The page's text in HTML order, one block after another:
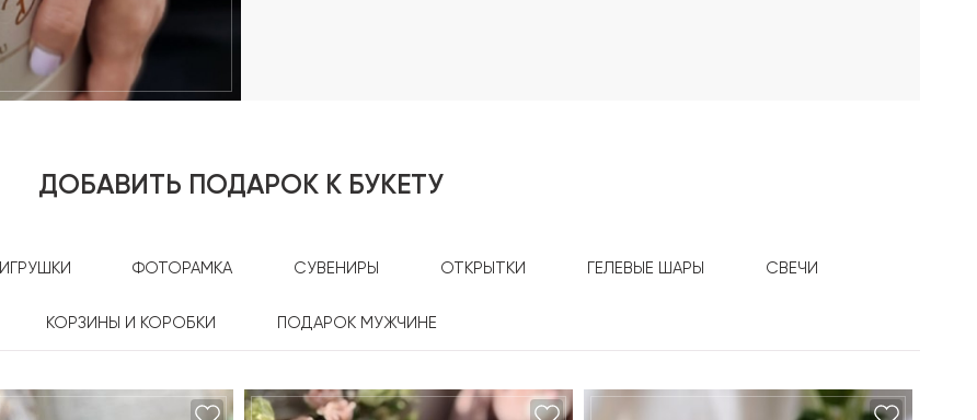
ДОБАВИТЬ ПОДАРОК К БУКЕТУ
ИГРУШКИ ФОТОРАМКА СУВЕНИРЫ ОТКРЫТКИ ГЕЛЕВЫЕ ШАРЫ СВЕЧИ
КОРЗИНЫ И КОРОБКИ ПОДАРОК МУЖЧИНЕ